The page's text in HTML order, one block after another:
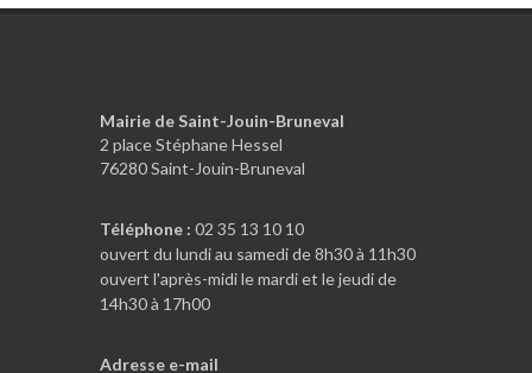
Mairie de Saint-Jouin-Bruneval
2 place Stéphane Hessel
76280 Saint-Jouin-Bruneval
Téléphone : 02 35 13 10 10
ouvert du lundi au samedi de 8h30 à 11h30
ouvert l'après-midi le mardi et le jeudi de
14h30 à 17h00
Adresse e-mail